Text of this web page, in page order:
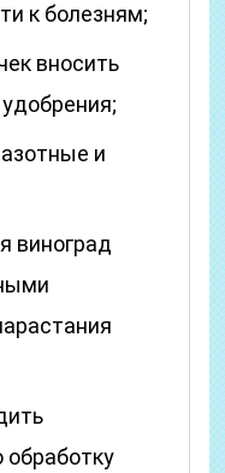
к болезням;
вносить
и
виноград